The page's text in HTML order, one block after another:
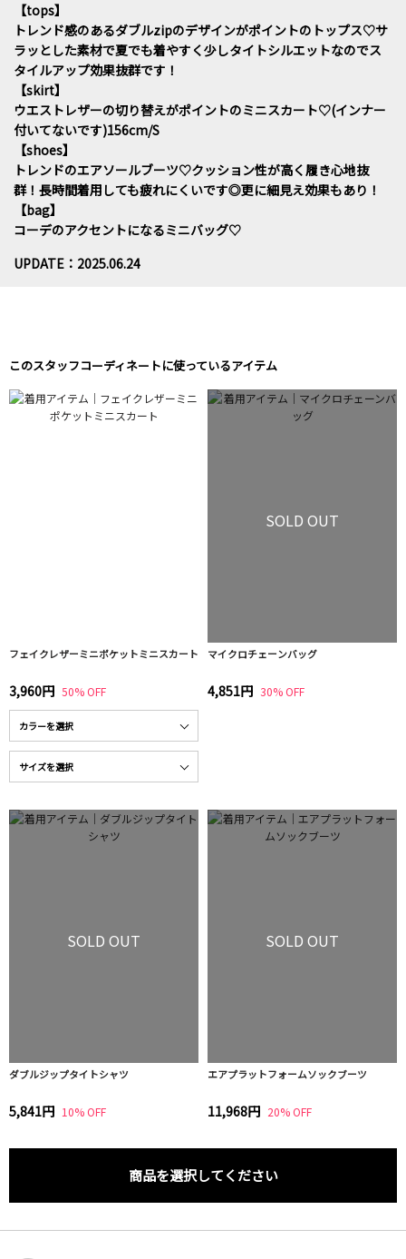
【tops】
トレンド感のあるダブルzipのデザインがポイントのトップス♡サ
ラッとした素材で夏でも着やすく少しタイトシルエットなのでス
タイルアップ効果抜群です！
【skirt】
ウエストレザーの切り替えがポイントのミニスカート♡(インナー
付いてないです)156cm/S
【shoes】
トレンドのエアソールブーツ♡クッション性が高く履き心地抜
群！長時間着用しても疲れにくいです◎更に細見え効果もあり！
【bag】
コーデのアクセントになるミニバッグ♡
UPDATE：2025.06.24
このスタッフコーディネートに使っているアイテム
フェイクレザーミニポケットミニスカート
3,960円 50% OFF
SOLD OUT
マイクロチェーンバッグ
4,851円 30% OFF
SOLD OUT
ダブルジップタイトシャツ
5,841円 10% OFF
SOLD OUT
エアプラットフォームソックブーツ
11,968円 20% OFF
商品を選択してください